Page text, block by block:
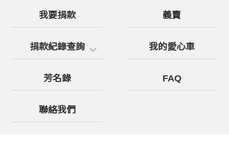
我要捐款 義賣
捐款紀錄查詢 我的愛心車
芳名錄 FAQ
聯絡我們